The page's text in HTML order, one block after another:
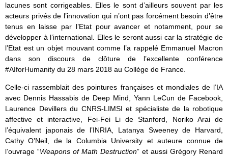
lacunes sont corrigeables. Elles le sont d’ailleurs souvent par les
acteurs privés de l’innovation qui n’ont pas forcément besoin d’être
tenus en laisse par l’Etat pour avancer et notamment, pour se
développer à l’international. Elles le seront aussi car la stratégie de
l’Etat est un objet mouvant comme l’a rappelé Emmanuel Macron
dans son discours de clôture de l’excellente conférence
#AIforHumanity du 28 mars 2018 au Collège de France.
Celle-ci rassemblait des pointures françaises et mondiales de l’IA
avec Dennis Hassabis de Deep Mind, Yann LeCun de Facebook,
Laurence Devillers du CNRS-LIMSI et spécialiste de la robotique
affective et interactive, Fei-Fei Li de Stanford, Noriko Arai de
l’équivalent japonais de l’INRIA, Latanya Sweeney de Harvard,
Cathy O’Neil, de la Columbia University et auteure connue de
l’ouvrage “Weapons of Math Destruction” et aussi Grégory Renard